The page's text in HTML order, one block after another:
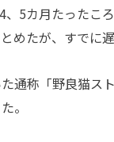
5カ月たったこ
めたが、すでに遅
通称「野良猫ス
。